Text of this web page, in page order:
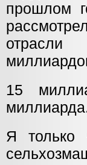
прошлом
15
Я только